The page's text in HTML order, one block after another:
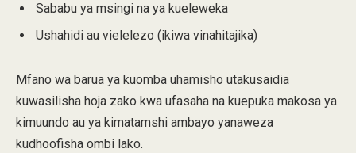
Sababu ya msingi na ya kueleweka
Ushahidi au vielelezo (ikiwa vinahitajika)
Mfano wa barua ya kuomba uhamisho utakusaidia
kuwasilisha hoja zako kwa ufasaha na kuepuka makosa ya
kimuundo au ya kimatamshi ambayo yanaweza
kudhoofisha ombi lako.